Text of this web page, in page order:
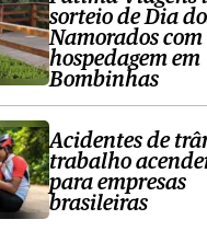
sorteio de Dia
Namorados com
hospedagem em
Bombinhas
Acidentes de
trabalho
para empresas
brasileiras